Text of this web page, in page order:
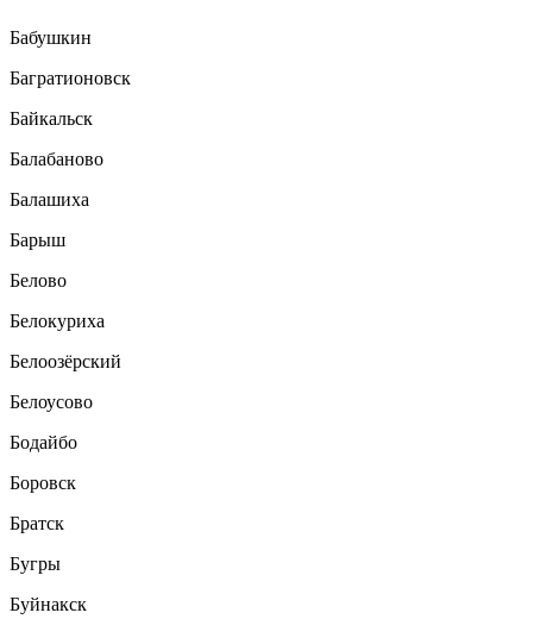
Бабушкин
Багратионовск
Байкальск
Балабаново
Балашиха
Барыш
Белово
Белокуриха
Белоозёрский
Белоусово
Бодайбо
Боровск
Братск
Бугры
Буйнакск